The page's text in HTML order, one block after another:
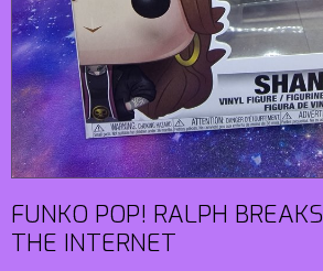
FUNKO POP! RALPH BREAKS
THE INTERNET